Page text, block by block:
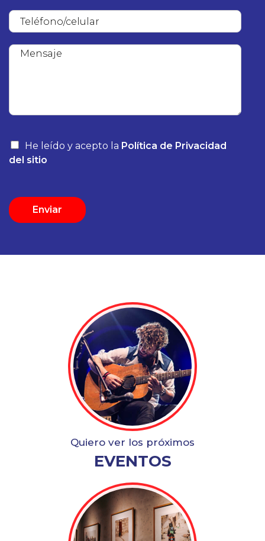
He leído y acepto la Política de Privacidad
del sitio
Enviar
Quiero ver los próximos
EVENTOS